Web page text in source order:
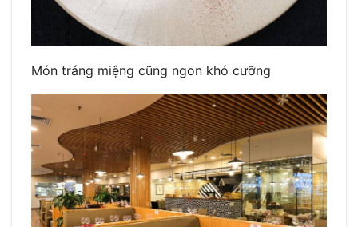
Món tráng miệng cũng ngon khó cưỡng